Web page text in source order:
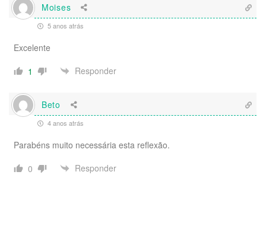
Moises
5 anos atrás
Excelente
1
Responder
Beto
4 anos atrás
Parabéns muito necessária esta reflexão.
0
Responder